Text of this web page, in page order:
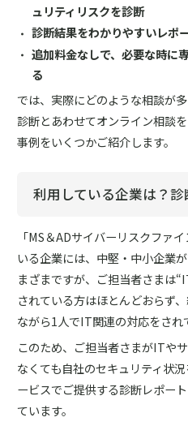
ュリティリスクを診断
診断結果をわかりやすいレポ
追加料金なしで、必要な時に
る
では、実際にどのような相談が
診断とあわせてオンライン相談
事例をいくつかご紹介します。
利用している企業は？
「MS＆ADサイバーリスクファ
いる企業には、中堅・中小企業
まざまですが、ご担当者さまは
されている方はほとんどおらず
ながら1人でIT関連の対応をされ
このため、ご担当者さまがITや
なくても自社のセキュリティ状
ービスでご提供する診断レポー
ています。